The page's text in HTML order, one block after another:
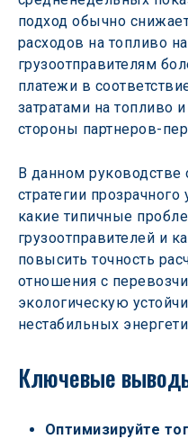
подход обычно
расходов на топливо
грузоотправителям
платежи в
затратами на топливо
стороны партнеров-
В данном руководстве
стратегии
какие типичные
грузоотправителей и
повысить точность
отношения с
экологическую
нестабильных
Ключевые
Оптимизируйте